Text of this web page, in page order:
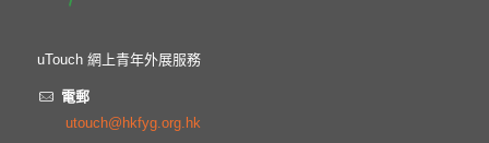
uTouch 網上青年外展服務
電郵
utouch@hkfyg.org.hk